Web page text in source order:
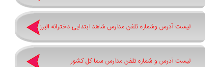
لیست آدرس وشماره تلفن مدارس شاهد ابتدایی دخترانه البرز
لیست آدرس و شماره تلفن مدارس سما کل کشور